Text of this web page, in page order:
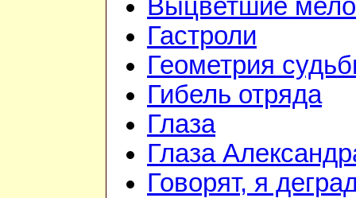
Выцветшие
Гастроли
Геометрия
Гибель отряда
Глаза
Глаза
Говорят, я